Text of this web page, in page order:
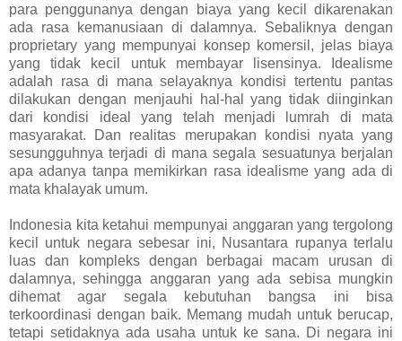
para penggunanya dengan biaya yang kecil dikarenakan
ada rasa kemanusiaan di dalamnya. Sebaliknya dengan
proprietary yang mempunyai konsep komersil, jelas biaya
yang tidak kecil untuk membayar lisensinya. Idealisme
adalah rasa di mana selayaknya kondisi tertentu pantas
dilakukan dengan menjauhi hal-hal yang tidak diinginkan
dari kondisi ideal yang telah menjadi lumrah di mata
masyarakat. Dan realitas merupakan kondisi nyata yang
sesungguhnya terjadi di mana segala sesuatunya berjalan
apa adanya tanpa memikirkan rasa idealisme yang ada di
mata khalayak umum.
Indonesia kita ketahui mempunyai anggaran yang tergolong
kecil untuk negara sebesar ini, Nusantara rupanya terlalu
luas dan kompleks dengan berbagai macam urusan di
dalamnya, sehingga anggaran yang ada sebisa mungkin
dihemat agar segala kebutuhan bangsa ini bisa
terkoordinasi dengan baik. Memang mudah untuk berucap,
tetapi setidaknya ada usaha untuk ke sana. Di negara ini